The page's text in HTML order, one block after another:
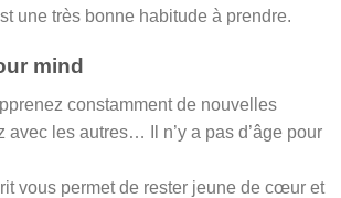
une très bonne habitude à prendre.
mind
constamment de nouvelles
avec les autres… Il n’y a pas d’âge pour
vous permet de rester jeune de cœur et